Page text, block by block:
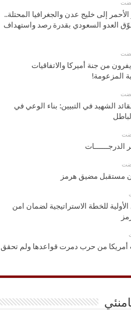
إلى خليج عدن والجغرافيا المحتلة..
العدو السعودي بقدرة رصد واستهداف
يفرون من جنة أميركا والاتفاقيات
المزعومة!
الشهيد في التبيين: بناء الوعي في
الدرجــــــات
مستقبل مضيق هرمز
الأولية للخطة الاستراتيجية لضمان امن
أمريكا من حرب دمرت قواعدها ولم تحقق